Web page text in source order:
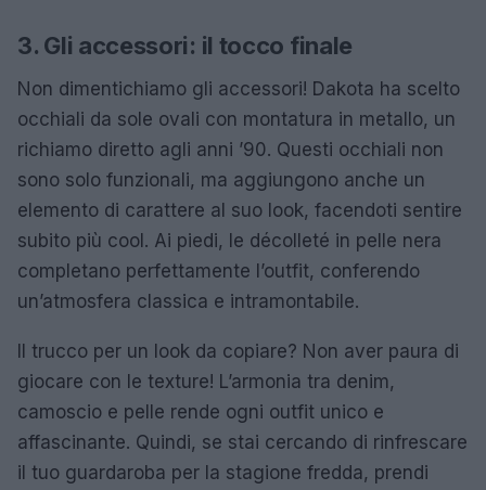
3. Gli accessori: il tocco finale
Non dimentichiamo gli accessori! Dakota ha scelto
occhiali da sole ovali con montatura in metallo, un
richiamo diretto agli anni ’90. Questi occhiali non
sono solo funzionali, ma aggiungono anche un
elemento di carattere al suo look, facendoti sentire
subito più cool. Ai piedi, le décolleté in pelle nera
completano perfettamente l’outfit, conferendo
un’atmosfera classica e intramontabile.
Il trucco per un look da copiare? Non aver paura di
giocare con le texture! L’armonia tra denim,
camoscio e pelle rende ogni outfit unico e
affascinante. Quindi, se stai cercando di rinfrescare
il tuo guardaroba per la stagione fredda, prendi